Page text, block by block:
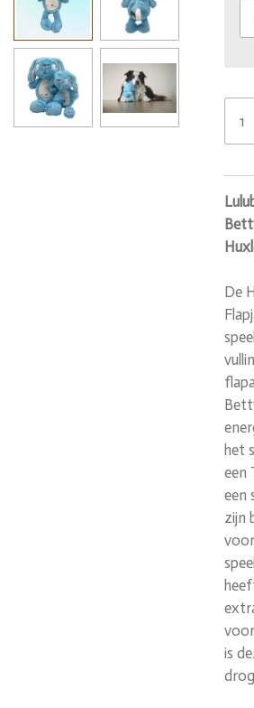
De
het
een
een
zijn
is